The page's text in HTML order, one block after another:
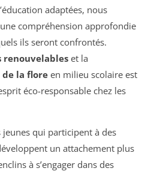
adaptées, nous
compréhension approfondie
ils seront confrontés.
renouvelables et la
la floreen milieu scolaire est
éco-responsable chez les
qui participent à des
un attachement plus
à s’engager dans des